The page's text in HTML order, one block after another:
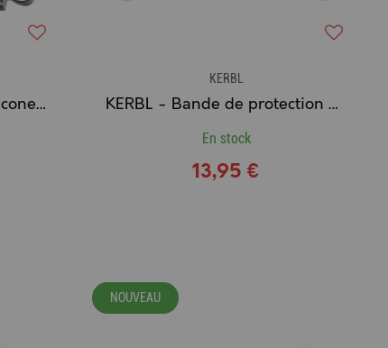
Elastiques de nattage silicone noir (500 pièces)
KERBL
KERBL - Bande de protection du mors (6 cm x 5 m)
En stock
13,95 €
NOUVEAU